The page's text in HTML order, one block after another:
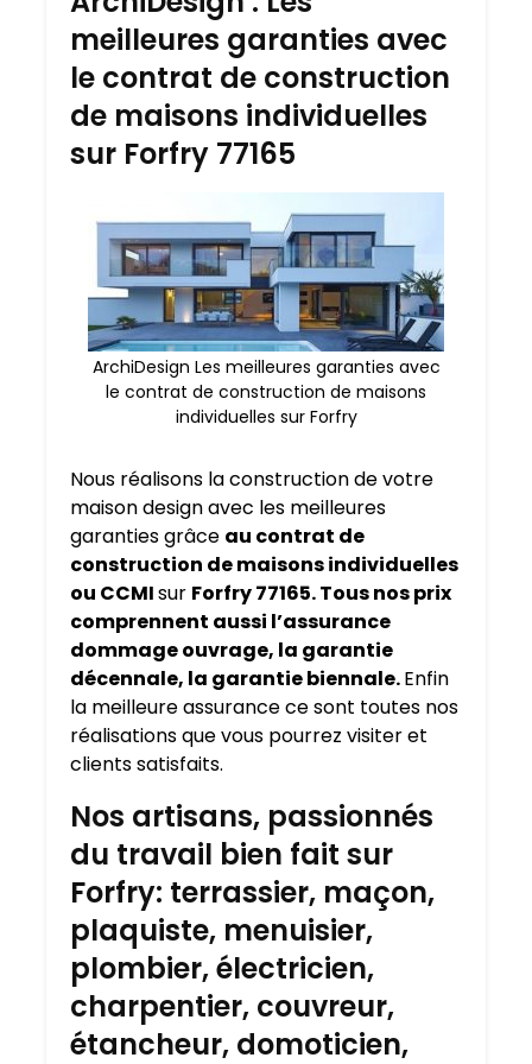
meilleures garanties avec
le contrat de construction
de maisons individuelles
sur Forfry 77165
ArchiDesign Les meilleures garanties avec
le contrat de construction de maisons
individuelles sur Forfry
Nous réalisons la construction de votre
maison design avec les meilleures
garanties grâce au contrat de
construction de maisons individuelles
ou CCMIsur Forfry 77165. Tous nos prix
comprennent aussi l’assurance
dommage ouvrage, la garantie
décennale, la garantie biennale.Enfin
la meilleure assurance ce sont toutes nos
réalisations que vous pourrez visiter et
clients satisfaits.
Nos artisans, passionnés
du travail bien fait sur
Forfry: terrassier, maçon,
plaquiste, menuisier,
plombier, électricien,
charpentier, couvreur,
étancheur, domoticien,